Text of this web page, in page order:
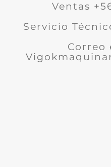
Ventas
Servicio
Correo